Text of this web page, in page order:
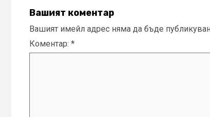
Вашият коментар
Вашият имейл адрес няма да бъде
Коментар: *